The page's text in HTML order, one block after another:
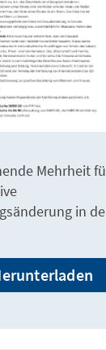
Mehrheit
in